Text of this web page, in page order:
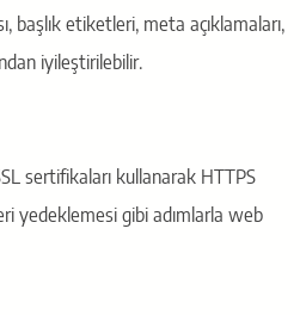
etiketleri, meta açıklamaları,
iyileştirilebilir.
sertifikaları kullanarak HTTPS
yedeklemesi gibi adımlarla web